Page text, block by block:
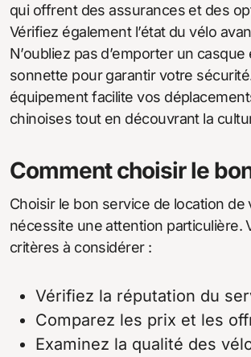
qui offrent des assurances et des
Vérifiez également l’état du vélo
N’oubliez pas d’emporter un casque
sonnette pour garantir votre
équipement facilite vos
chinoises tout en découvrant la
Comment choisir le
Choisir le bon service de location de
nécessite une attention particulière.
critères à considérer :
Vérifiez la réputation du
Comparez les prix et les
Examinez la qualité des